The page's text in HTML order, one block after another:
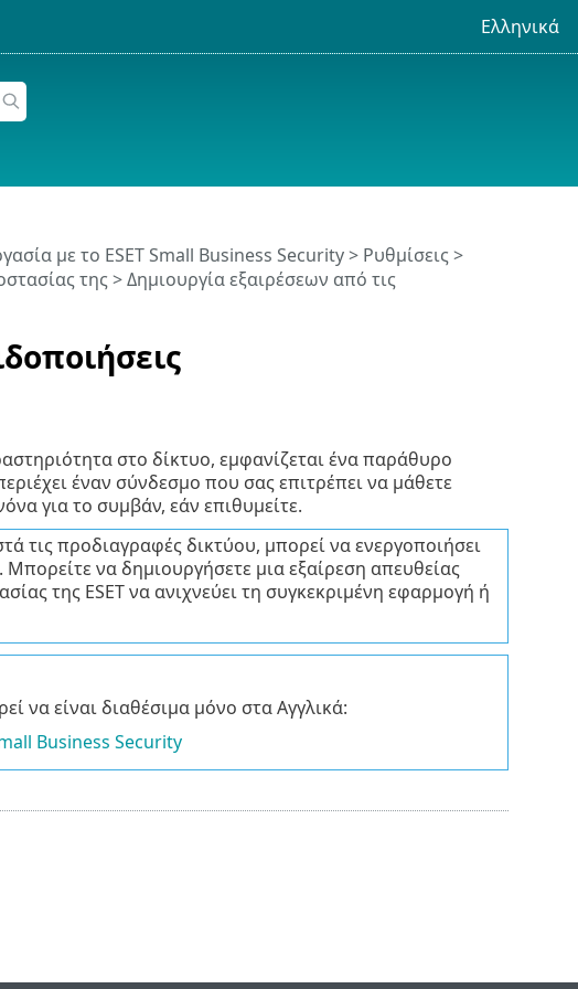
Ελληνικά
με το ESET Small Business Security> Ρυθμίσεις>
της> Δημιουργία εξαιρέσεων από τις
στο δίκτυο, εμφανίζεται ένα παράθυρο
έναν σύνδεσμο που σας επιτρέπει να μάθετε
για το συμβάν, εάν επιθυμείτε.
τις προδιαγραφές δικτύου, μπορεί να ενεργοποιήσει
να δημιουργήσετε μια εξαίρεση απευθείας
της ESET να ανιχνεύει τη συγκεκριμένη εφαρμογή ή
να είναι διαθέσιμα μόνο στα Αγγλικά:
Business Security